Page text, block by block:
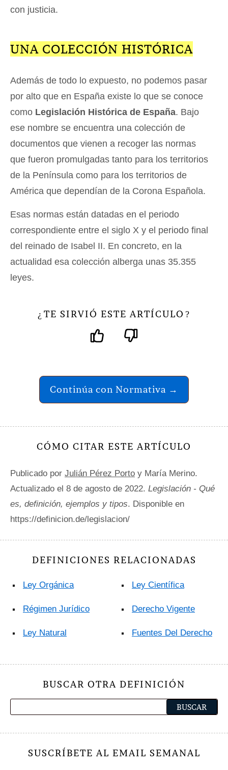
con justicia.
UNA COLECCIÓN HISTÓRICA
Además de todo lo expuesto, no podemos pasar
por alto que en España existe lo que se conoce
como Legislación Histórica de España. Bajo
ese nombre se encuentra una colección de
documentos que vienen a recoger las normas
que fueron promulgadas tanto para los territorios
de la Península como para los territorios de
América que dependían de la Corona Española.
Esas normas están datadas en el periodo
correspondiente entre el siglo X y el periodo final
del reinado de Isabel II. En concreto, en la
actualidad esa colección alberga unas 35.355
leyes.
¿ TE SIRVIÓ ESTE ARTÍCULO ?
Continúa con Normativa →
CÓMO CITAR ESTE ARTÍCULO
Publicado por Julián Pérez Porto y María Merino.
Actualizado el 8 de agosto de 2022. Legislación - Qué
es, definición, ejemplos y tipos. Disponible en
https://definicion.de/legislacion/
DEFINICIONES RELACIONADAS
Ley Orgánica
Régimen Jurídico
Ley Natural
Ley Científica
Derecho Vigente
Fuentes Del Derecho
BUSCAR OTRA DEFINICIÓN
SUSCRÍBETE AL EMAIL SEMANAL